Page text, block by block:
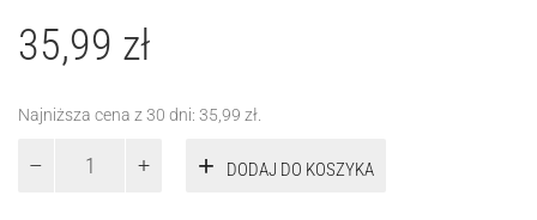
35,99 zł
Najniższa cena z 30 dni: 35,99 zł
DODAJ DO KOSZYKA